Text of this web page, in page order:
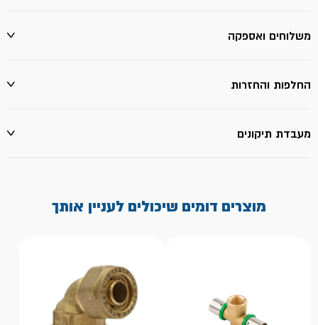
משלוחים ואספקה
החלפות והחזרות
מעבדת תיקונים
מוצרים דומים שיכולים לעניין אותך